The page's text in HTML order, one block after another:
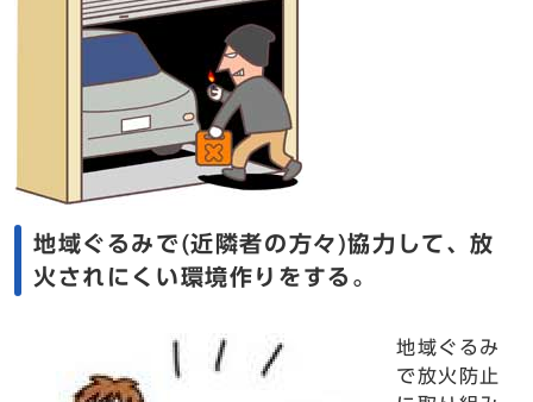
地域ぐるみで(近隣者の方々)協力して、放
火されにくい環境作りをする。
地域ぐるみ
で放火防止